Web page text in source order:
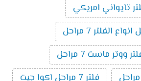
تايواني امريكي
الفلتر 7 مراحل
ووتر ماست 7 مراحل
فلتر 7 مراحل اكوا جيت